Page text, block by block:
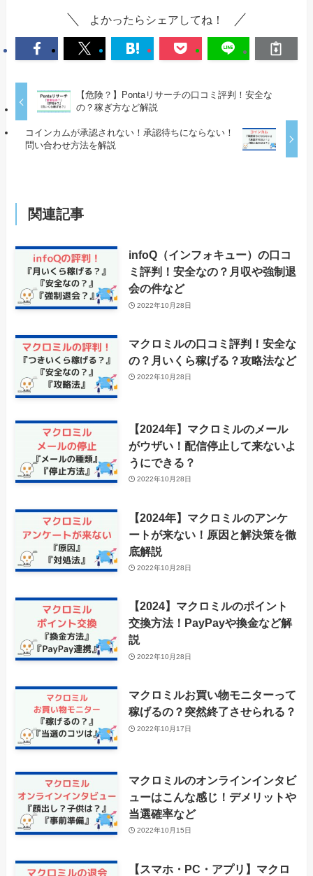
よかったらシェアしてね！
【危険？】Pontaリサーチの口コミ評判！安全な
の？稼ぎ方など解説
コインカムが承認されない！承認待ちにならない！
問い合わせ方法を解説
関連記事
infoQ（インフォキュー）の口コ
ミ評判！安全なの？月収や強制退
会の件など
2022年10月28日
マクロミルの口コミ評判！安全な
の？月いくら稼げる？攻略法など
2022年10月28日
【2024年】マクロミルのメール
がウザい！配信停止して来ないよ
うにできる？
2022年10月28日
【2024年】マクロミルのアンケ
ートが来ない！原因と解決策を徹
底解説
2022年10月28日
【2024】マクロミルのポイント
交換方法！PayPayや換金など解
説
2022年10月28日
マクロミルお買い物モニターって
稼げるの？突然終了させられる？
2022年10月17日
マクロミルのオンラインインタビ
ューはこんな感じ！デメリットや
当選確率など
2022年10月15日
【スマホ・PC・アプリ】マクロ